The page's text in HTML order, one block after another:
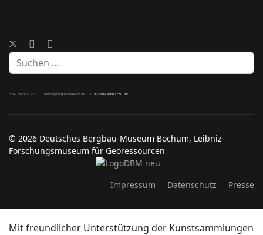
Suchen
...
+49 234 5877 232 service@bergbaumuseum.de Di - So 09:30 bis 17:30 Uhr
© 2026 Deutsches Bergbau-Museum Bochum, Leibniz-
Forschungsmuseum für Georessourcen
Impressum Datenschutz Presse
Mit freundlicher Unterstützung der Kunstsammlungen